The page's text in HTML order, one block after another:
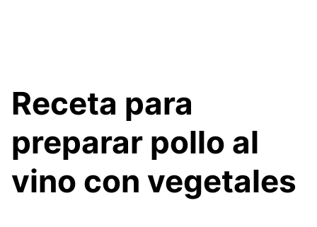
Receta para
preparar pollo al
vino con vegetales